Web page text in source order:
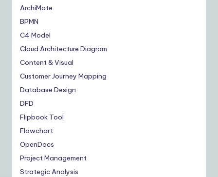
ArchiMate
BPMN
C4 Model
Cloud Architecture Diagram
Content & Visual
Customer Journey Mapping
Database Design
DFD
Flipbook Tool
Flowchart
OpenDocs
Project Management
Strategic Analysis